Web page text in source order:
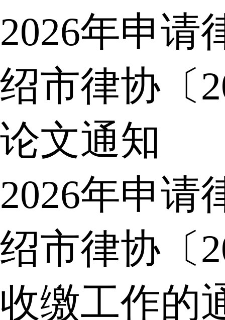
2026年申请
绍市律协〔
论文通知
2026年申请
绍市律协〔
收缴工作的